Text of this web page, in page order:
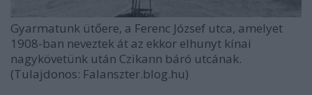
Gyarmatunk ütőere, a Ferenc József utca, amelyet
1908-ban neveztek át az ekkor elhunyt kínai
nagykövetünk után Czikann báró utcának.
(Tulajdonos: Falanszter.blog.hu)